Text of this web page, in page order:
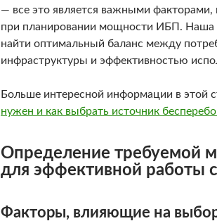
— все это является важными факторами,
при планировании мощности ИБП. Наша
найти оптимальный баланс между
инфраструктуры и эффективностью
Больше интересной информации в этой
нужен и как выбрать источник
Определение требуемой
для эффективной работы
Факторы, влияющие на